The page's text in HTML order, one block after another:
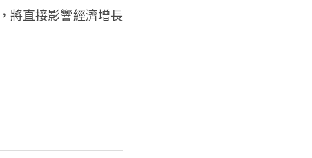
將直接影響經濟增長